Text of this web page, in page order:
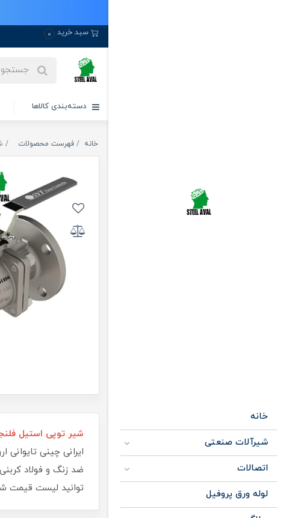
سبد خرید 0
خانه
شیرآلات صنعتی
اتصالات
لوله ورق پروفیل
دسته‌بندی کالاها
خانه فهرست محصولات
شیر توپی استیل
توانید لیست